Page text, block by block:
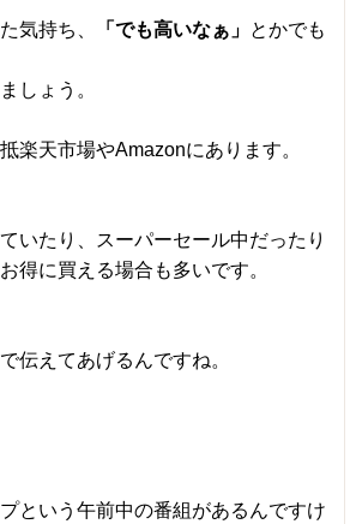
気持ち、 「でも高いなぁ」 とかでも
しょう。
楽天市場やAmazonにあります。
いたり、スーパーセール中だったり
得に買える場合も多いです。
伝えてあげるんですね。
という午前中の番組があるんですけ